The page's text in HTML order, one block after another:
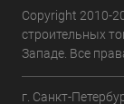
Copyright 2010-
строительных
Западе. Все
г. Санкт-